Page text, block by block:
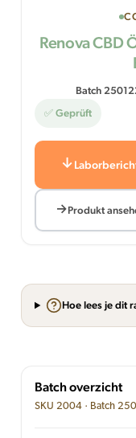
Renova CBD
Batch
✅ Geprüft
Produkt
Hoe lees je dit
Batch overzicht
SKU 2004 · Batch